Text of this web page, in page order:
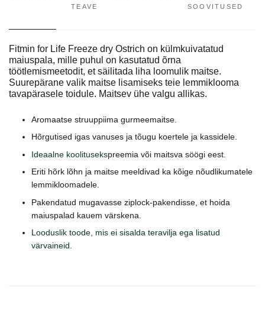
TEAVE SOOVITUSED
Fitmin for Life Freeze dry Ostrich on külmkuivatatud
maiuspala, mille puhul on kasutatud õrna
töötlemismeetodit, et säilitada liha loomulik maitse.
Suurepärane valik maitse lisamiseks teie lemmiklooma
tavapärasele toidule. Maitsev ühe valgu allikas.
Aromaatse struuppiima gurmeemaitse.
Hõrgutised igas vanuses ja tõugu koertele ja kassidele.
Ideaalne koolitusekspreemia või maitsva söögi eest.
Eriti hõrk lõhn ja maitse meeldivad ka kõige nõudlikumatele
lemmikloomadele.
Pakendatud mugavasse ziplock-pakendisse, et hoida
maiuspalad kauem värskena.
Looduslik toode, mis ei sisalda teravilja ega lisatud
värvaineid.